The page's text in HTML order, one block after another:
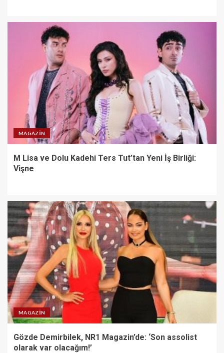
MAGAZIN
M Lisa ve Dolu Kadehi Ters Tut’tan Yeni İş Birliği:
Vişne
MAGAZIN
Gözde Demirbilek, NR1 Magazin’de: ‘Son assolist
olarak var olacağım!’